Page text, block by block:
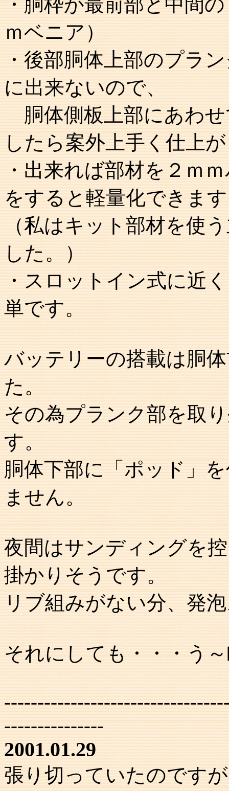
ｍベニア）
・後部胴体上部のプラ
に出来ないので、
胴体側板上部にあわせ
したら案外上手く仕上
・出来れば部材を２ｍ
をすると軽量化できま
（私はキット部材を使
した。）
・スロットイン式に近
単です。
バッテリーの搭載は胴
た。
その為プランク部を取
す。
胴体下部に「ポッド」
ません。
夜間はサンディングを
掛かりそうです。
リブ組みがない分、発
それにしても・・・う
---------------
2001.01.29
張り切っていたのです